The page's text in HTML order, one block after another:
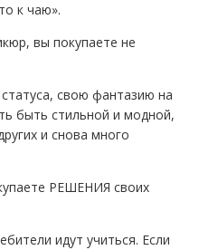
к чаю».
вы покупаете не
свою фантазию на
быть стильной и модной,
и снова много
РЕШЕНИЯ своих
идут учиться. Если